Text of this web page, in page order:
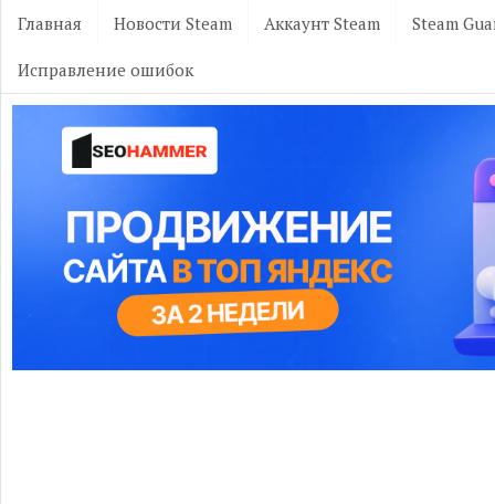
Главная Новости Steam Аккаунт Steam Steam
Исправление ошибок